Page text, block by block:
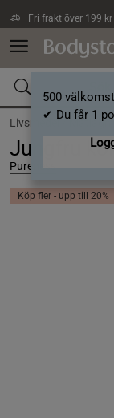
Fri frakt över 199 kr
500
✔ Du får 1
Livsmedel /
Jungfru
Pureness
Köp fler - upp till 20%